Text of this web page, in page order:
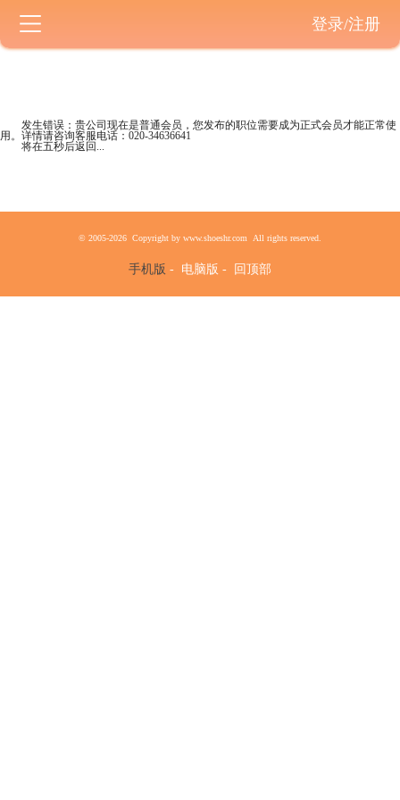
登录/注册
发生错误：贵公司现在是普通会员 ，您发布的职位需要成为正式会员才能正常使
用。详情请咨询客服电话： 020-34636641
将在五秒后返回...
© 2005-2026 Copyright by www.shoeshr.com All rights reserved.
手机版 - 电脑版 - 回顶部